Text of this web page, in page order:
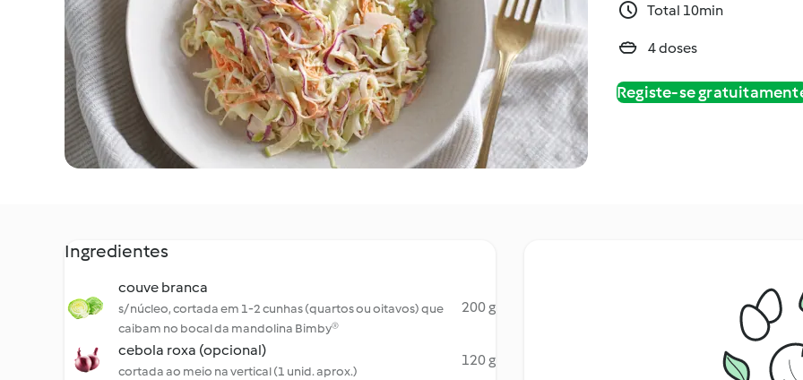
Total 10min
4 doses
Registe-se
Ingredientes
couve branca
s/ núcleo, cortada em 1-2 cunhas (quartos ou oitavos) que
caibam no bocal da mandolina Bimby®
200 g
cebola roxa (opcional)
cortada ao meio na vertical (1 unid. aprox.)
120 g